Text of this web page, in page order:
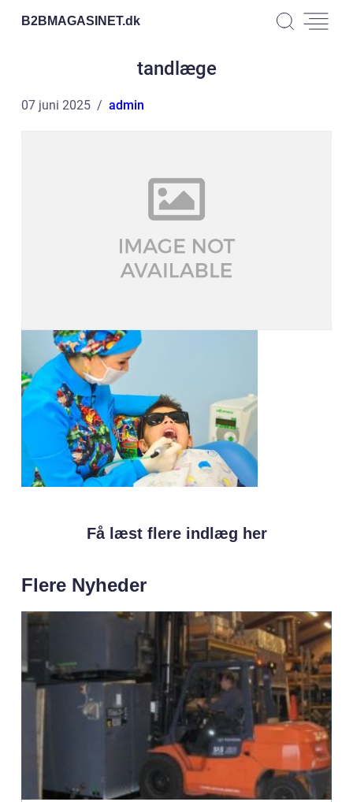
B2BMAGASINET.dk
tandlæge
07 juni 2025 admin
Få læst flere indlæg her
Flere Nyheder